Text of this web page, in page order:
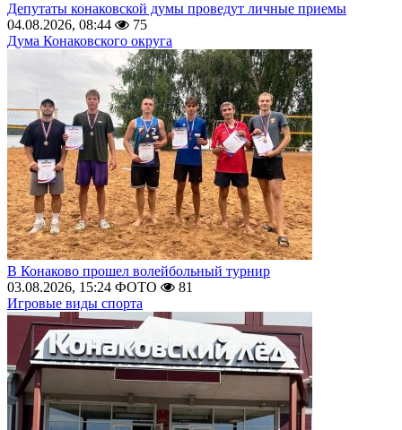
Депутаты конаковской думы проведут личные приемы
04.08.2026, 08:44
75
Дума Конаковского округа
В Конаково прошел волейбольный турнир
03.08.2026, 15:24 ФОТО
81
Игровые виды спорта